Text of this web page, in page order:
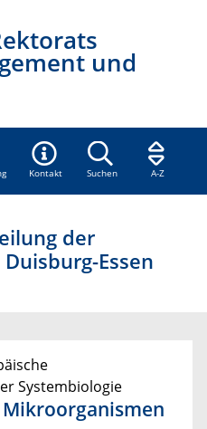
und
Kontakt Suchen A-Z
der
Essen
Systembiologie